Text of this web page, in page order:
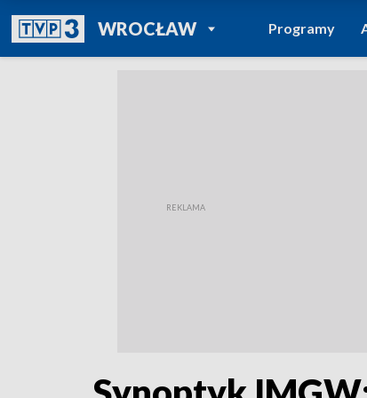
WROCŁAWPOWRÓT DO
TVP REGIONY
Programy